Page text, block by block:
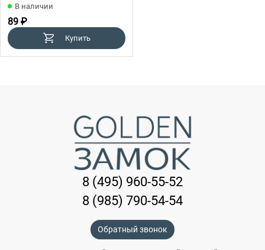
В наличии
89 ₽
Купить
8 (495) 960-55-52
8 (985) 790-54-54
Обратный звонок